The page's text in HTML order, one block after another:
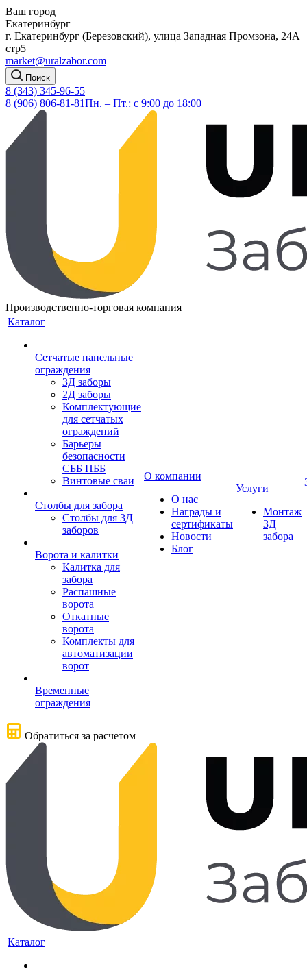
Ваш город
Екатеринбург
г. Екатеринбург (Березовский), улица Западная Промзона, 24А
стр5
market@uralzabor.com
Поиск
8 (343) 345-96-55
8 (906) 806-81-81Пн. – Пт.: с 9:00 до 18:00
Производственно-торговая компания
Каталог
Сетчатые панельные
ограждения
3Д заборы
2Д заборы
Комплектующие
для сетчатых
ограждений
Барьеры
безопасности
СББ ПББ
Винтовые сваи
Столбы для забора
Столбы для 3Д
заборов
Ворота и калитки
Калитка для
забора
Распашные
ворота
Откатные
ворота
Комплекты для
автоматизации
ворот
Временные
ограждения
О компании
О нас
Награды и
сертификаты
Новости
Блог
Услуги
Монтаж
3Д
забора
Обратиться за расчетом
Каталог